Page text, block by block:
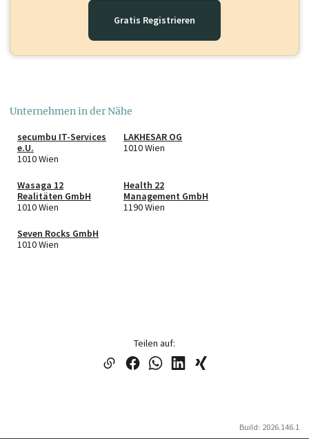
Gratis Registrieren
Unternehmen in der Nähe
secumbu IT-Services
e.U.
1010 Wien
LAKHESAR OG
1010 Wien
Wasaga 12
Realitäten GmbH
1010 Wien
Health 22
Management GmbH
1190 Wien
Seven Rocks GmbH
1010 Wien
Teilen auf:
Build: 2026.146.1